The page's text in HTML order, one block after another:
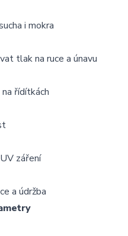
i mokra
tlakna ruce a únavu
na řídítkách
UV záření
a údržba